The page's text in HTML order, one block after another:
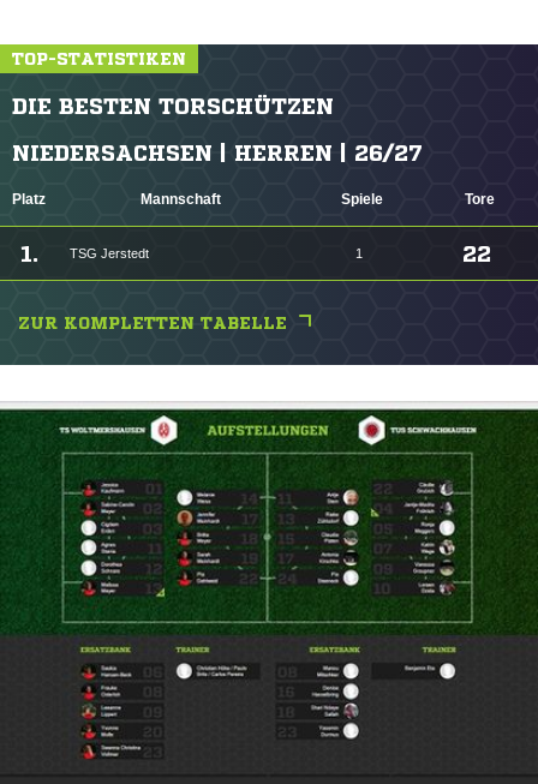
TOP-STATISTIKEN
DIE BESTEN TORSCHÜTZEN
NIEDERSACHSEN | HERREN | 26/27
Platz Mannschaft Spiele Tore
1. TSG Jerstedt 1 22
ZUR KOMPLETTEN TABELLE